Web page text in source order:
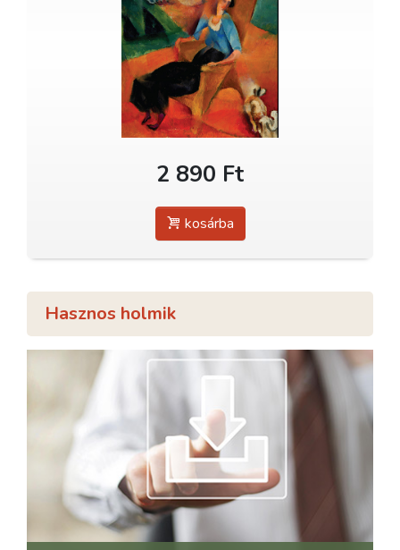
2 890 Ft
kosárba
Hasznos holmik